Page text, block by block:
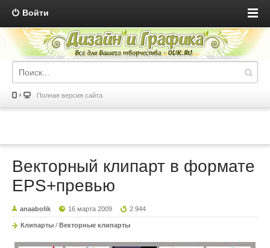
Войти
Полная версия сайта
Векторный клипарт в формате
EPS+превью
anaabolik 16 марта 2009 2 944
Клипарты / Векторные клипарты